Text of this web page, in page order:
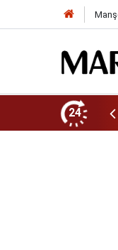
24
81 ilde 30 bin